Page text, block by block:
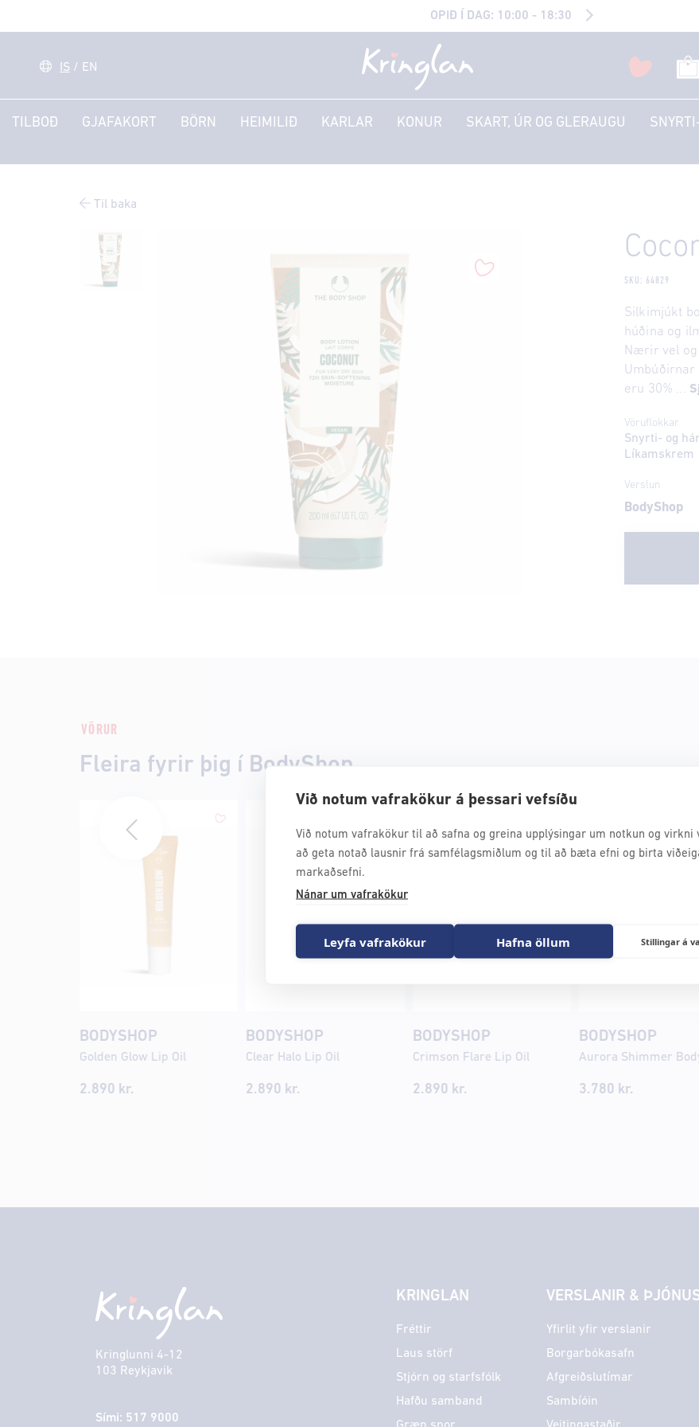
Við notum vafrakökur á þessari vefsíðu
Við notum vafrakökur til að safna og greina upplýsingar um notkun og virkni
að geta notað lausnir frá samfélagsmiðlum og til að bæta efni og birta
markaðsefni.
Nánar um vafrakökur
Leyfa vafrakökur Hafna öllum Stillingar á
OPIÐ Í DAG: 10:00 - 18:30
IS / EN
TILBOÐ GJAFAKORT BÖRN HEIMILIÐ KARLAR KONUR SKART, ÚR OG GLERAUGU
Til baka
SKU: 64829
Silkimjúkt
húðina og
Nærir vel
Umbúðirnar
eru 30% ...
Vöruflokkar
Snyrti- og
Líkamskrem
Verslun
BodyShop
VÖRUR
Fleira fyrir þig í BodyShop
BODYSHOP
Golden Glow Lip Oil
2.890 kr.
BODYSHOP
Clear Halo Lip Oil
2.890 kr.
BODYSHOP
Crimson Flare Lip Oil
2.890 kr.
BODYSHOP
Aurora Shimmer
3.780 kr.
Kringlunni 4-12
103 Reykjavik
Sími: 517 9000
KRINGLAN
Fréttir
Laus störf
Stjórn og starfsfólk
Hafðu samband
VERSLANIR &
Yfirlit yfir verslanir
Borgarbókasafn
Afgreiðslutímar
Sambíóin